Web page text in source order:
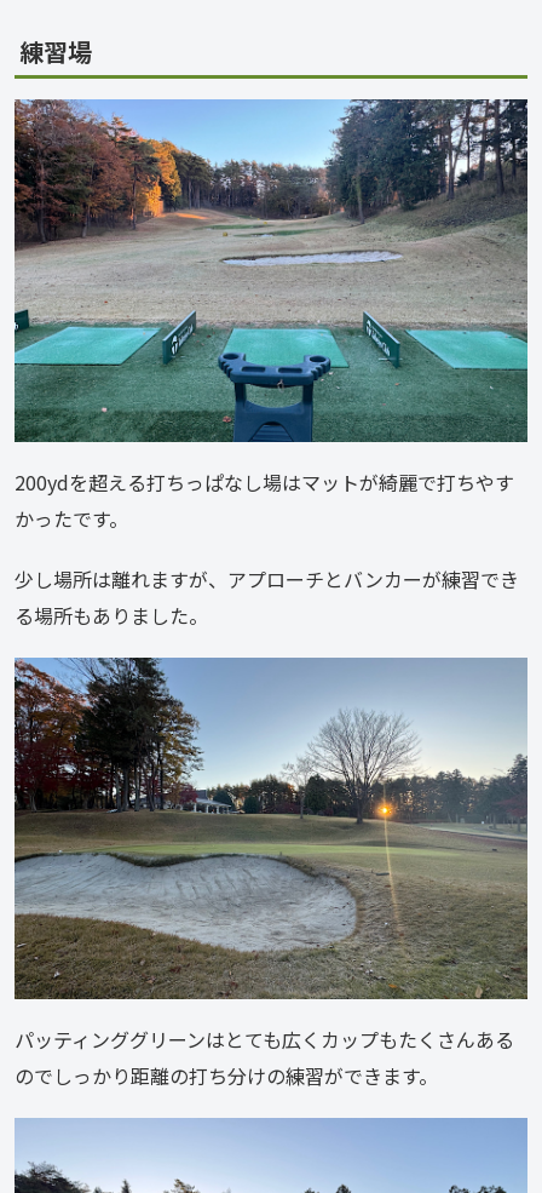
練習場
200ydを超える打ちっぱなし場はマットが綺麗で打ちやす
かったです。
少し場所は離れますが、アプローチとバンカーが練習でき
る場所もありました。
パッティンググリーンはとても広くカップもたくさんある
のでしっかり距離の打ち分けの練習ができます。